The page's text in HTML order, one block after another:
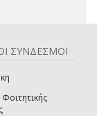
ΣΥΝΔΕΣΜΟΙ